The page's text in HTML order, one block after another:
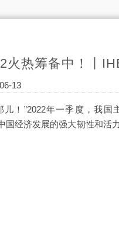
热筹备中！丨
13
！”2022年一季度，我国
国经济发展的强大韧性和活